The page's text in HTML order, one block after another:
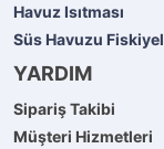
Havuz Isıtması
Süs Havuzu
YARDIM
Sipariş Takibi
Müşteri Hizmetleri